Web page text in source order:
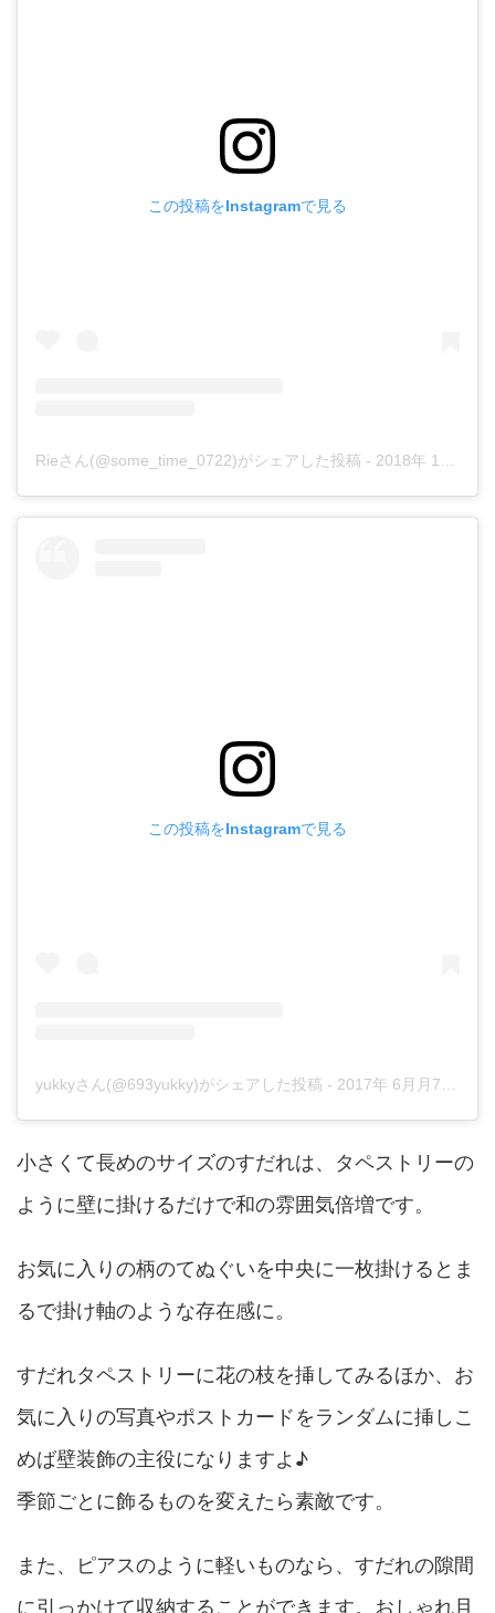
この投稿をInstagramで見る
Rieさん(@some_time_0722)がシェアした投稿 - 2018年 1月月19日午前6時47分PST
この投稿をInstagramで見る
yukkyさん(@693yukky)がシェアした投稿 - 2017年 6月月7日午前2時47分PDT
小さくて長めのサイズのすだれは、タペストリーの
ように壁に掛けるだけで和の雰囲気倍増です。
お気に入りの柄のてぬぐいを中央に一枚掛けるとま
るで掛け軸のような存在感に。
すだれタペストリーに花の枝を挿してみるほか、お
気に入りの写真やポストカードをランダムに挿しこ
めば壁装飾の主役になりますよ♪
季節ごとに飾るものを変えたら素敵です。
また、ピアスのように軽いものなら、すだれの隙間
に引っかけて収納することができます。おしゃれ且